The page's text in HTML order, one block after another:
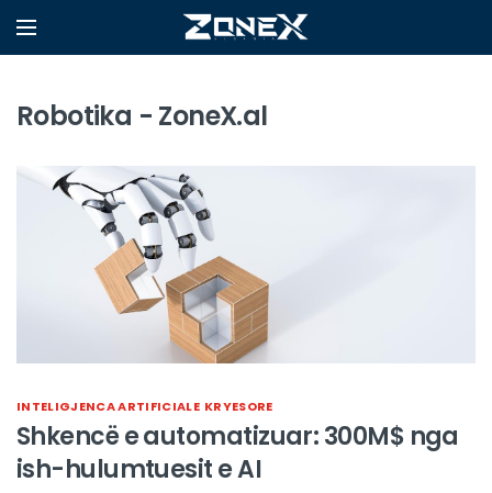
Robotika - ZoneX.al
INTELIGJENCA ARTIFICIALE KRYESORE
Shkencë e automatizuar: 300M$ nga
ish-hulumtuesit e AI